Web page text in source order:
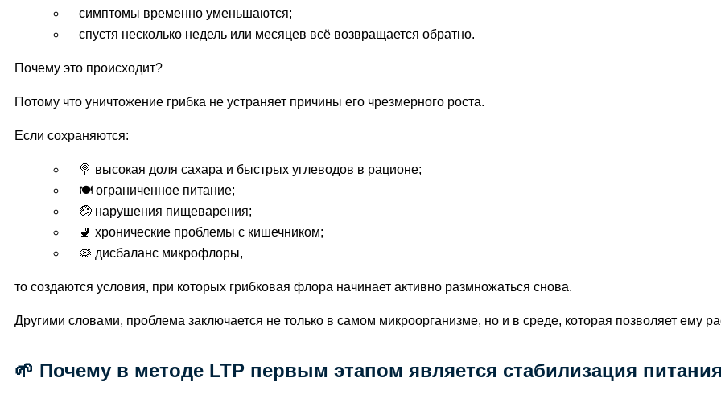
симптомы временно уменьшаются;
спустя несколько недель или месяцев всё возвращается обратно.
Почему это происходит?
Потому что уничтожение грибка не устраняет причины его чрезмерного роста.
Если сохраняются:
🍭 высокая доля сахара и быстрых углеводов в рационе;
🍽️ ограниченное питание;
🤕 нарушения пищеварения;
🚽 хронические проблемы с кишечником;
🦠 дисбаланс микрофлоры,
то создаются условия, при которых грибковая флора начинает активно размножаться снова.
Другими словами, проблема заключается не только в самом микроорганизме, но и в среде, которая позволяет ему
🌱 Почему в методе LTP первым этапом является стабилизация